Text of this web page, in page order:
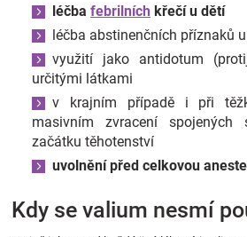
léčba febrilních křečí u dětí
léčba abstinenčních příznaků
využití jako antidotum
určitými látkami
v krajním případě i při
masivním zvracení
začátku těhotenství
uvolnění před celkovou
Kdy se valium nesmí